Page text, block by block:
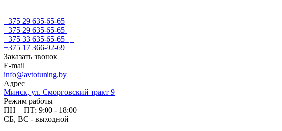
+375 29 635-65-65
+375 29 635-65-65
+375 33 635-65-65
+375 17 366-92-69
Заказать звонок
E-mail
info@avtotuning.by
Адрес
Минск, ул. Сморговский тракт 9
Режим работы
ПН – ПТ: 9:00 - 18:00
СБ, ВС - выходной